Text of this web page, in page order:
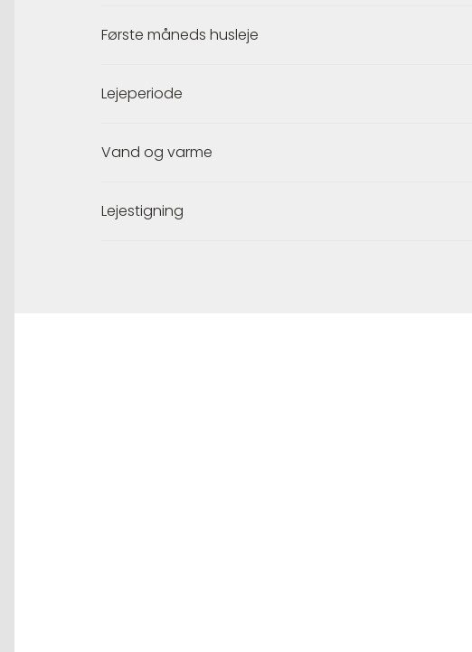
Første måneds husleje
Lejeperiode
Vand og varme
Lejestigning